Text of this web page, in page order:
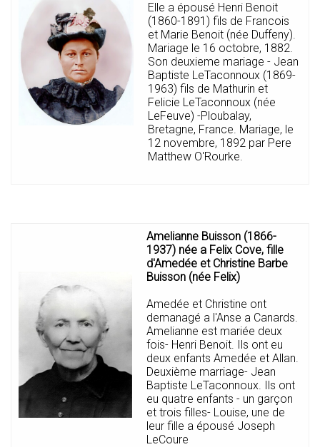
Elle a épousé Henri Benoit
(1860-1891) fils de Francois
et Marie Benoit (née Duffeny).
Mariage le 16 octobre, 1882.
Son deuxieme mariage - Jean
Baptiste LeTaconnoux (1869-
1963) fils de Mathurin et
Felicie LeTaconnoux (née
LeFeuve) -Ploubalay,
Bretagne, France. Mariage, le
12 novembre, 1892 par Pere
Matthew O'Rourke.
Amelianne Buisson (1866-
1937) née a Felix Cove, fille
d'Amedée et Christine Barbe
Buisson (née Felix)
Amedée et Christine ont
demanagé a l'Anse a Canards.
Amelianne est mariée deux
fois- Henri Benoit. Ils ont eu
deux enfants Amedée et Allan.
Deuxième marriage- Jean
Baptiste LeTaconnoux. Ils ont
eu quatre enfants - un garçon
et trois filles- Louise, une de
leur fille a épousé Joseph
LeCoure